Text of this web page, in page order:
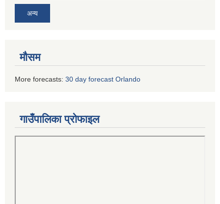
अन्य
मौसम
More forecasts: 30 day forecast Orlando
गाउँपालिका प्रोफाइल